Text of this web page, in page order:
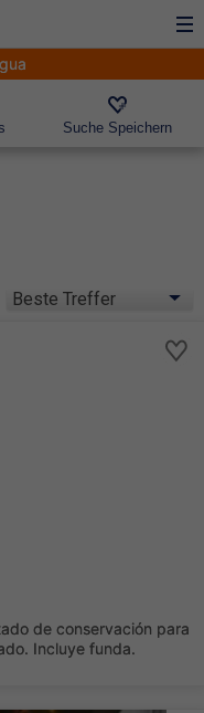
Suche Speichern
de conservación para
Incluye funda.